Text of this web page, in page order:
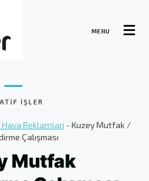
MENU
İŞLER
Hava Reklamları -Kuzey Mutfak /
Çalışması
Mutfak